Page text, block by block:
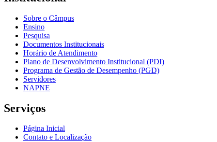
Sobre o Câmpus
Ensino
Pesquisa
Documentos Institucionais
Horário de Atendimento
Plano de Desenvolvimento Institucional (PDI)
Programa de Gestão de Desempenho (PGD)
Servidores
NAPNE
Serviços
Página Inicial
Contato e Localização